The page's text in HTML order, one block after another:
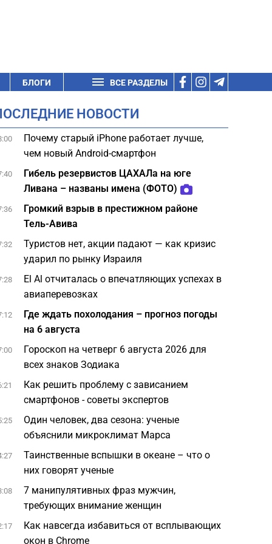
БЛОГИ ВСЕ РАЗДЕЛЫ
НОВОСТИ
Почему старый iPhone работает лучше,
чем новый Android-смартфон
Гибель резервистов ЦАХАЛа на юге
Ливана – названы имена (ФОТО)
Громкий взрыв в престижном районе
Тель-Авива
Туристов нет, акции падают — как кризис
ударил по рынку Израиля
El Al отчиталась о впечатляющих успехах в
авиаперевозках
Где ждать похолодания – прогноз погоды
на 6 августа
Гороскоп на четверг 6 августа 2026 для
всех знаков Зодиака
Как решить проблему с зависанием
смартфонов - советы экспертов
Один человек, два сезона: ученые
объяснили микроклимат Марса
Таинственные вспышки в океане – что о
них говорят ученые
7 манипулятивных фраз мужчин,
требующих внимание женщин
Как навсегда избавиться от всплывающих
окон в Chrome